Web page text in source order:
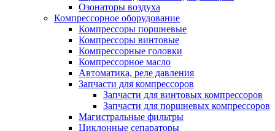
Озонаторы воздуха
Компрессорное оборудование
Компрессоры поршневые
Компрессоры винтовые
Компрессорные головки
Компрессорное масло
Автоматика, реле давления
Запчасти для компрессоров
Запчасти для винтовых компрессоров
Запчасти для поршневых компрессоров
Магистральные фильтры
Циклонные сепараторы